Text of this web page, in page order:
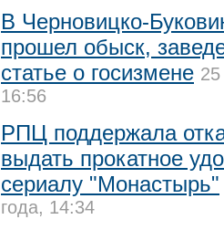
В Черновицко-
прошел обыск,
статье о госизмене
16:56
РПЦ поддержала
выдать прокатное
сериалу "Монастырь"
года, 14:34